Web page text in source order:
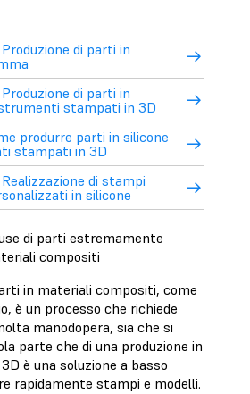
di parti in
di parti in
stampati in 3D
produrre parti in silicone
stampati in 3D
di stampi
in silicone
di parti estremamente
compositi
in materiali compositi, come
è un processo che richiede
manodopera, sia che si
parte che di una produzione in
è una soluzione a basso
rapidamente stampi e modelli.